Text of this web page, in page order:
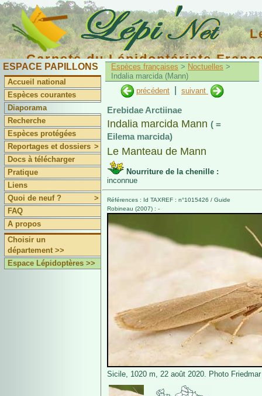
Carnets du Lépidoptériste
ESPACE PAPILLONS
Accueil national
Espèces courantes
Diaporama
Recherche
Espèces protégées
Reportages et dossiers >
Docs à télécharger
Pratique
Liens
Quoi de neuf ?
>
FAQ
A propos
Choisir un
département >>
Espace Lépidoptères >>
Espèces françaises > Noctuelles >
Indalia marcida (Mann)
précédent
suivant
Erebidae Arctiinae
Indalia marcida Mann ( =
Eilema marcida)
Le Manteau de Mann
Nourriture de la chenille :
inconnue
Références : Id TAXREF : n°1015426 / Guide
Robineau (2007) : -
Sicile, 1020 m, 22 août 2020. Photo